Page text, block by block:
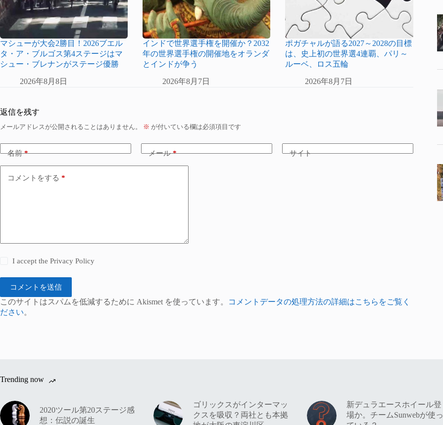
マシューが大会2勝目！2026ブエル
タ・ア・ブルゴス第4ステージはマ
シュー・ブレナンがステージ優勝
2026年8月8日
インドで世界選手権を開催か？2032
年の世界選手権の開催地をオランダ
とインドが争う
2026年8月7日
ポガチャルが語る2027～2028の目標
は、史上初の世界選4連覇、パリ～
ルーベ、ロス五輪
2026年8月7日
返信を残す
メールアドレスが公開されることはありません。 ※ が付いている欄は必須項目です
名前* メール* サイト
コメントをする *
I accept thePrivacy Policy
コメントを送信
このサイトはスパムを低減するために Akismet を使っています。
コメントデータの処理方法の詳細はこちらをご覧く
ださい。
Trending now
2020ツール第20ステージ感
想：伝説の誕生
ゴリックスがインターマッ
クスを吸収？両社とも本拠
新デュラエースホイール登
場か。チームSunwebが使っ